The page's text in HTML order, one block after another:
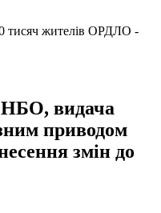
видача
приводом
змін до